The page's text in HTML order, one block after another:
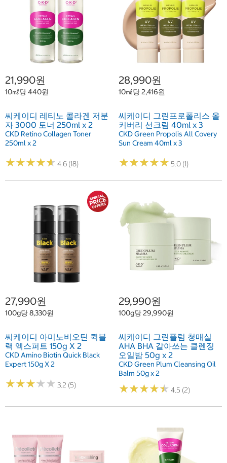
21,990원
10㎖당 440원
씨케이디 레티노 콜라겐 저분
자 3000 토너 250ml x 2
CKD Retino Collagen Toner
250ml x 2
★★★★★
★★★★★ 4.6 (18)
28,990원
10㎖당 2,416원
씨케이디 그린프로폴리스 올
커버리 선크림 40ml x 3
CKD Green Propolis All Covery
Sun Cream 40ml x 3
★★★★★
★★★★★ 5.0 (1)
27,990원
100g당 8,330원
씨케이디 아미노비오틴 퀵블
랙 엑스퍼트 150g X 2
CKD Amino Biotin Quick Black
Expert 150g X 2
★★★★★
★★★★★ 3.2 (5)
29,990원
100g당 29,990원
씨케이디 그린플럼 청매실
AHA BHA 갈아쓰는 클렌징
오일밤 50g x 2
CKD Green Plum Cleansing Oil
Balm 50g x 2
★★★★★
★★★★★ 4.5 (2)